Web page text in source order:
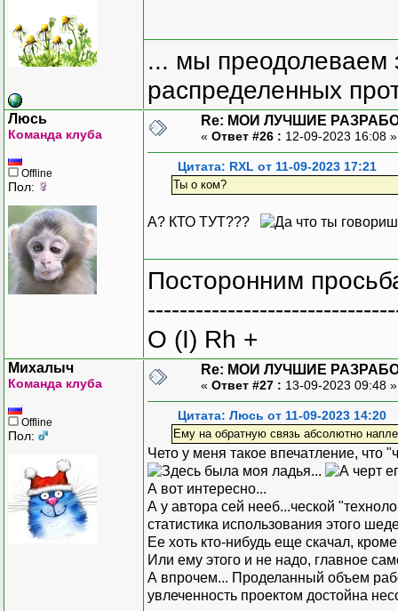
... мы преодолеваем
распределенных
Люсь
Команда клуба
Offline
Пол:
Re: МОИ ЛУЧШИЕ
« Ответ #26 : 12-09-2023 16:08
Цитата: RXL от 11-09-2023 17:21
Ты о ком?
А? КТО ТУТ???
Посторонним
O (I) Rh +
Михалыч
Команда клуба
Offline
Пол:
Re: МОИ ЛУЧШИЕ
« Ответ #27 : 13-09-2023 09:48
Цитата: Люсь от 11-09-2023 14:20
Ему на обратную связь абсолютно
Чето у меня такое впечатление, что
А вот интересно...
А у автора сей нееб...ческой
статистика использования этого
Ее хоть кто-нибудь еще скачал,
Или ему этого и не надо, главное
А впрочем... Проделанный объем
увлеченность проектом достойна